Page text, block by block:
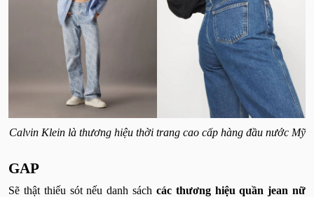
Calvin Klein là thương hiệu thời trang cao cấp hàng đầu nước Mỹ
GAP
Sẽ thật thiếu sót nếu danh sách các thương hiệu quần jean nữ